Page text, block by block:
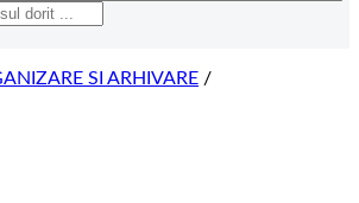
SI ARHIVARE /